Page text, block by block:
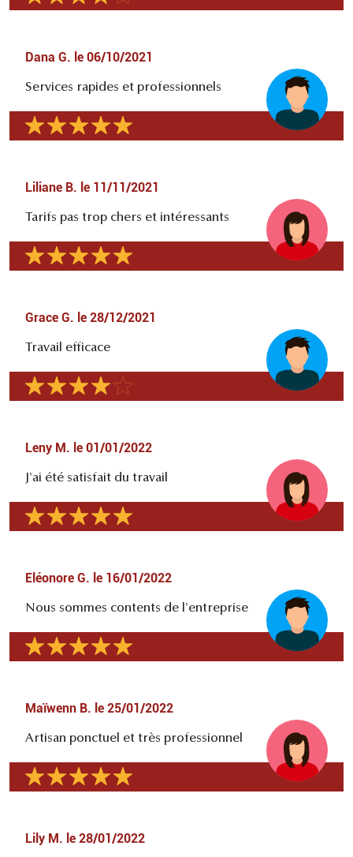
Dana G. le 06/10/2021
Services rapides et professionnels
Liliane B. le 11/11/2021
Tarifs pas trop chers et intéressants
Grace G. le 28/12/2021
Travail efficace
Leny M. le 01/01/2022
J'ai été satisfait du travail
Eléonore G. le 16/01/2022
Nous sommes contents de l'entreprise
Maïwenn B. le 25/01/2022
Artisan ponctuel et très professionnel
Lily M. le 28/01/2022